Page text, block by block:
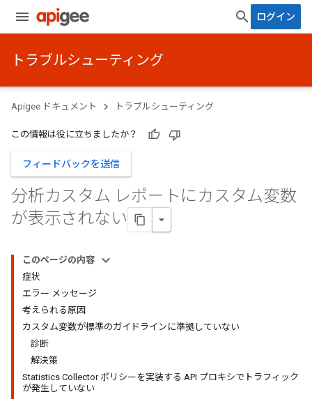
ログイン
トラブルシューティング
Apigee ドキュメント トラブルシューティング
この情報は役に立ちましたか？
フィードバックを送信
分析カスタム レポートにカスタム変数
が表示されない
このページの内容
症状
エラー メッセージ
考えられる原因
カスタム変数が標準のガイドラインに準拠していない
診断
解決策
Statistics Collector ポリシーを実装する API プロキシでトラフィック
が発生していない